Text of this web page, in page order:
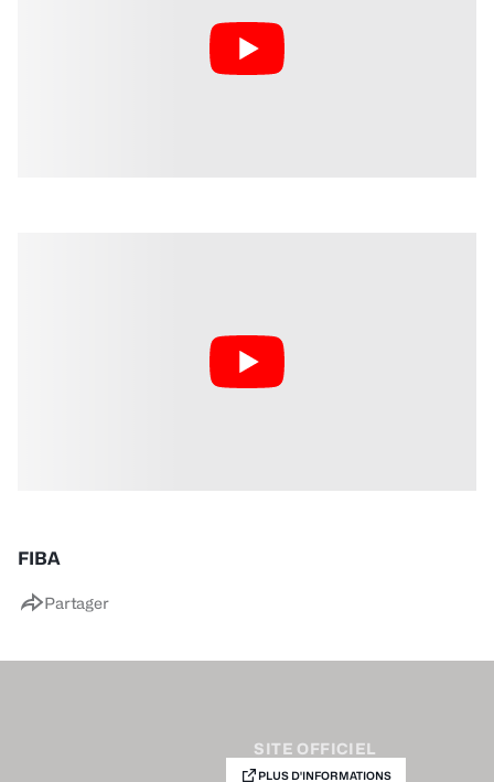
FIBA
Partager
SITE OFFICIEL
PLUS D'INFORMATIONS